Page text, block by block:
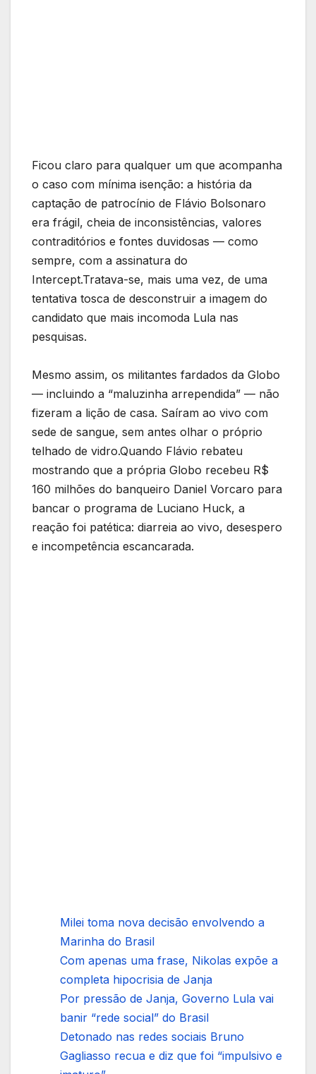
Ficou claro para qualquer um que acompanha
o caso com mínima isenção: a história da
captação de patrocínio de Flávio Bolsonaro
era frágil, cheia de inconsistências, valores
contraditórios e fontes duvidosas — como
sempre, com a assinatura do
Intercept.Tratava-se, mais uma vez, de uma
tentativa tosca de desconstruir a imagem do
candidato que mais incomoda Lula nas
pesquisas.
Mesmo assim, os militantes fardados da Globo
— incluindo a “maluzinha arrependida” — não
fizeram a lição de casa. Saíram ao vivo com
sede de sangue, sem antes olhar o próprio
telhado de vidro.Quando Flávio rebateu
mostrando que a própria Globo recebeu R$
160 milhões do banqueiro Daniel Vorcaro para
bancar o programa de Luciano Huck, a
reação foi patética: diarreia ao vivo, desespero
e incompetência escancarada.
Milei toma nova decisão envolvendo a
Marinha do Brasil
Com apenas uma frase, Nikolas expõe a
completa hipocrisia de Janja
Por pressão de Janja, Governo Lula vai
banir “rede social” do Brasil
Detonado nas redes sociais Bruno
Gagliasso recua e diz que foi “impulsivo e